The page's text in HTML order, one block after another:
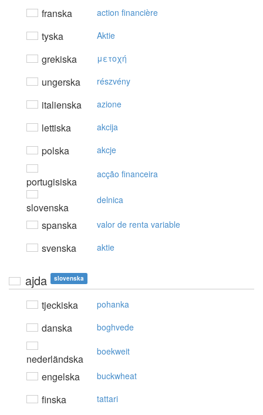
franska action financière
tyska Aktie
grekiska μετoχή
ungerska részvény
italienska azione
lettiska akcija
polska akcje
portugisiska
acção financeira
slovenska
delnica
spanska valor de renta variable
svenska aktie
ajda slovenska
tjeckiska pohanka
danska boghvede
nederländska
boekweit
engelska buckwheat
finska tattari